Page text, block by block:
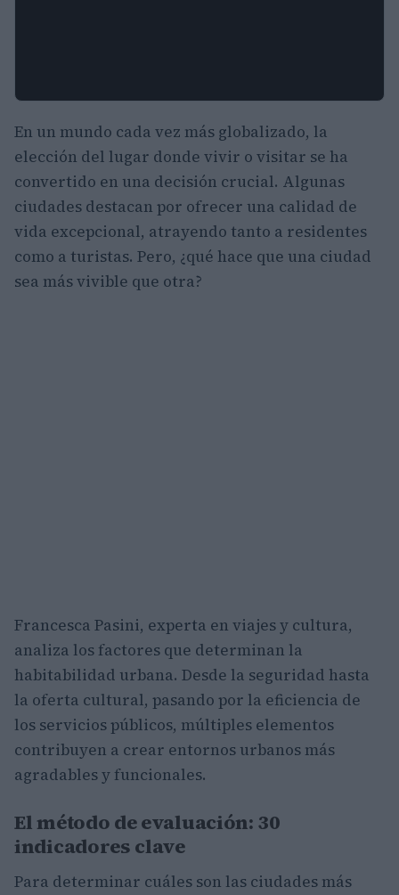
En un mundo cada vez más globalizado, la
elección del lugar donde vivir o visitar se ha
convertido en una decisión crucial. Algunas
ciudades destacan por ofrecer una calidad de
vida excepcional, atrayendo tanto a residentes
como a turistas. Pero, ¿qué hace que una ciudad
sea más vivible que otra?
Francesca Pasini, experta en viajes y cultura,
analiza los factores que determinan la
habitabilidad urbana. Desde la seguridad hasta
la oferta cultural, pasando por la eficiencia de
los servicios públicos, múltiples elementos
contribuyen a crear entornos urbanos más
agradables y funcionales.
El método de evaluación: 30
indicadores clave
Para determinar cuáles son las ciudades más